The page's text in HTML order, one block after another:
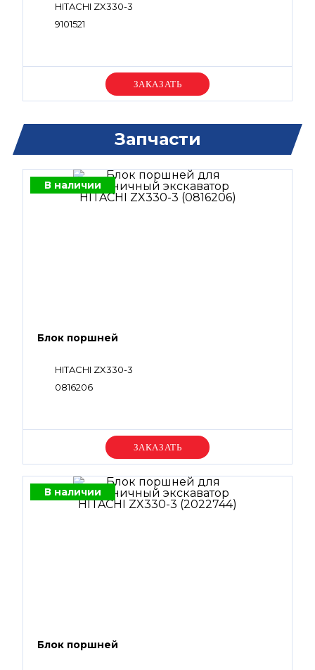
HITACHI ZX330-3
9101521
Уточняйте цену
Запчасти
В наличии
Блок поршней
HITACHI ZX330-3
0816206
Уточняйте цену
В наличии
Блок поршней